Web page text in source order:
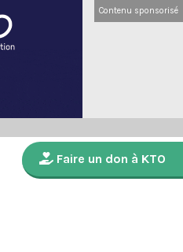
Contenu sponsorisé
Faire un don à KTO